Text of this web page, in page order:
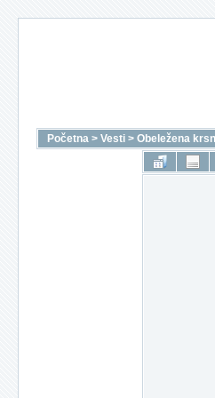
Početna > Vesti > Obeležena